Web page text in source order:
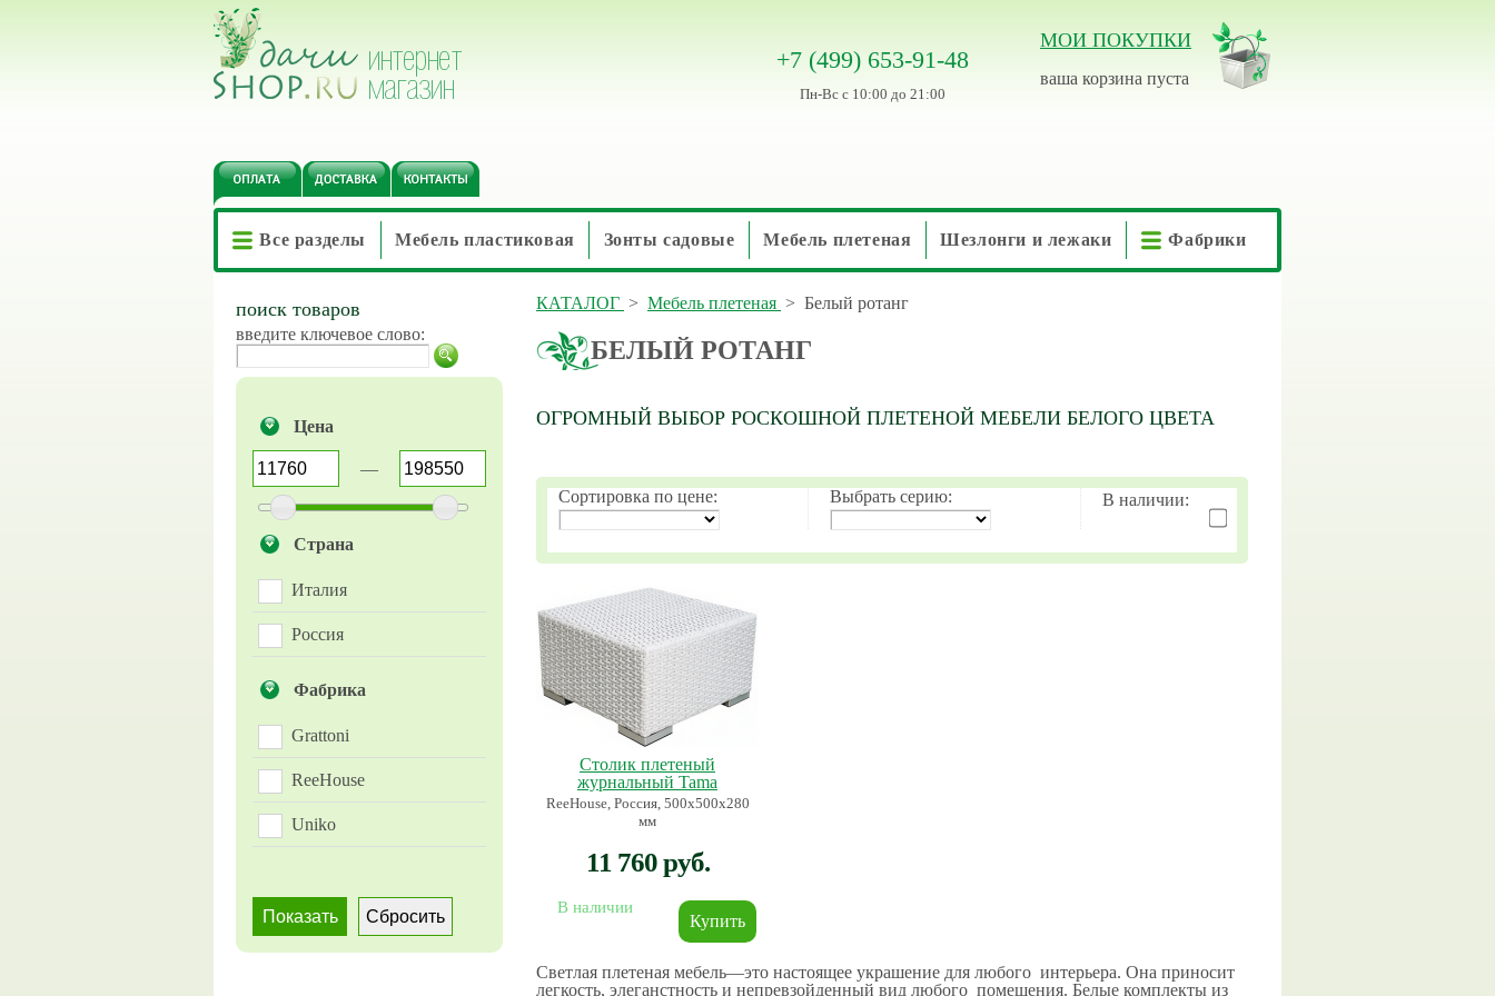
МОИ ПОКУПКИ
ваша корзина пуста
+7 (499) 653-91-48
Пн-Вс с 10:00 до 21:00
Все разделы Мебель пластиковая Зонты садовые Мебель плетеная Шезлонги и лежаки Фабрики
поиск товаров
введите ключевое слово:
Цена
—
Страна
Италия
Россия
Фабрика
Grattoni
ReeHouse
Uniko
КАТАЛОГ > Мебель плетеная > Белый ротанг
БЕЛЫЙ РОТАНГ
ОГРОМНЫЙ ВЫБОР РОСКОШНОЙ ПЛЕТЕНОЙ МЕБЕЛИ БЕЛОГО ЦВЕТА
Сортировка по цене: Выбрать серию: В наличии:
Столик плетеный
журнальный Tama
ReeHouse, Россия, 500х500х280
мм
11 760 руб.
В наличии
Светлая плетеная мебель—это настоящее украшение для любого интерьера. Она приносит
легкость, элеганстность и непревзойденный вид любого помещения. Белые комплекты из